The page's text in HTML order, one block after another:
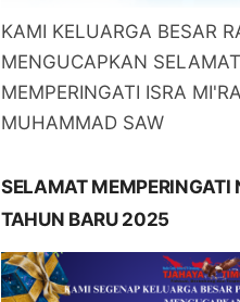
KAMI KELUARGA BESAR
MENGUCAPKAN SELAMAT
MEMPERINGATI ISRA
MUHAMMAD SAW
SELAMAT MEMPERINGATI
TAHUN BARU 2025